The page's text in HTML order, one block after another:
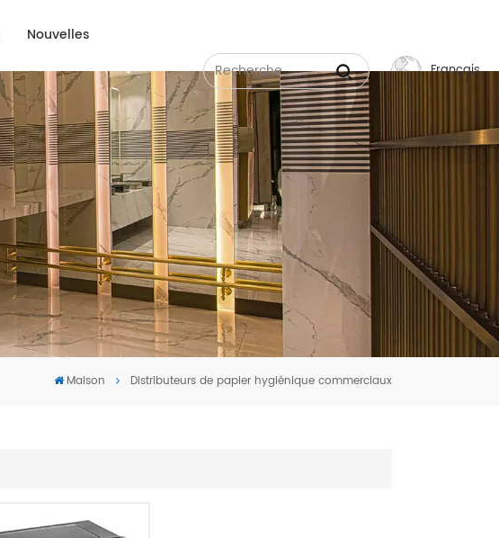
Nouvelles
Français
English
Русский
Español
中文
Maison Distributeurs de papier hygiénique commerciaux